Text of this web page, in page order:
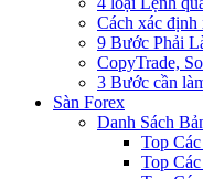
Cách xác
9 Bước Phải
CopyTrade,
3 Bước cần
Sàn Forex
Danh Sách
Top
Top